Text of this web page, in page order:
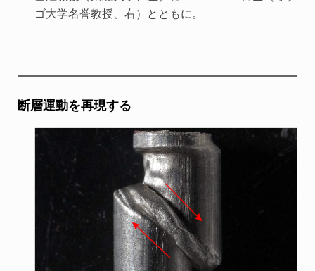
ゴ大学名誉教授、右）とともに。
断層運動を再現する